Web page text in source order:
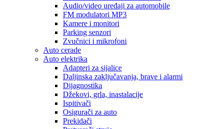
Audio/video uređaji za automobile
FM modulatori MP3
Kamere i monitori
Parking senzori
Zvučnici i mikrofoni
Auto cerade
Auto elektrika
Adapteri za sijalice
Daljinska zaključavanja, brave i alarmi
Dijagnostika
Džekovi, grla, inastalacije
Ispitivači
Osigurači za auto
Prekidači